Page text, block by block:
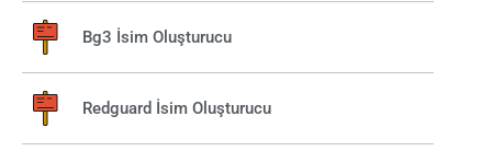
Bg3 İsim Oluşturucu
Redguard İsim Oluşturucu